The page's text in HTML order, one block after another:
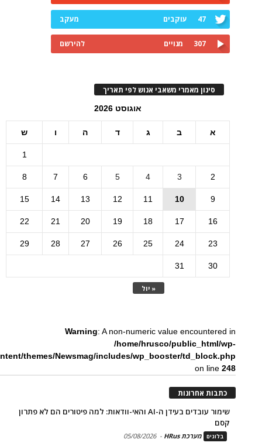
47 עוקבים מעקב
307 מנויים להירשם
סינון מאמרי משאבי אנוש לפי תאריך
אוגוסט 2026
א ב ג ד ה ו ש
« יול
1
2
3
4
5
6
7
8
9
10
11
12
13
14
15
16
17
18
19
20
21
22
23
24
25
26
27
28
29
30
31
Warning: A non-numeric value encountered in
/home/hrusco/public_html/wp-
themes/Newsmag/includes/wp_booster/td_block.php
on line248
כתבות אחרונות
שימור עובדים בעידן ה-AI והאי-וודאות: למה פיטורים הם לא פתרון
קסם
בלוגים מערכת HRus -
05/08/2026